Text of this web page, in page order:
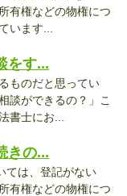
有権などの物権につ
います...
をす...
ものだと思ってい
談ができるの？」こ
書士にお...
きの...
ては、登記がない
有権などの物権につ